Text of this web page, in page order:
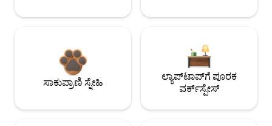
ಸಾಕುಪ್ರಾಣಿ ಸ್ನೇಹಿ
ಲ್ಯಾಪ್‌ಟಾಪ್‌ಗೆ ಪೂರಕ
ವರ್ಕ್‌ಸ್ಪೇಸ್